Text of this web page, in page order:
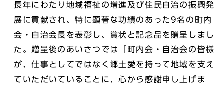
長年にわたり地域福祉の増進及び住民自治の振興発
展に貢献され、特に顕著な功績のあった9名の町内
会・自治会長を表彰し、賞状と記念品を贈呈しまし
た。贈呈後のあいさつでは「町内会・自治会の皆様
が、仕事としてではなく郷土愛を持って地域を支え
ていただいていることに、心から感謝申し上げま